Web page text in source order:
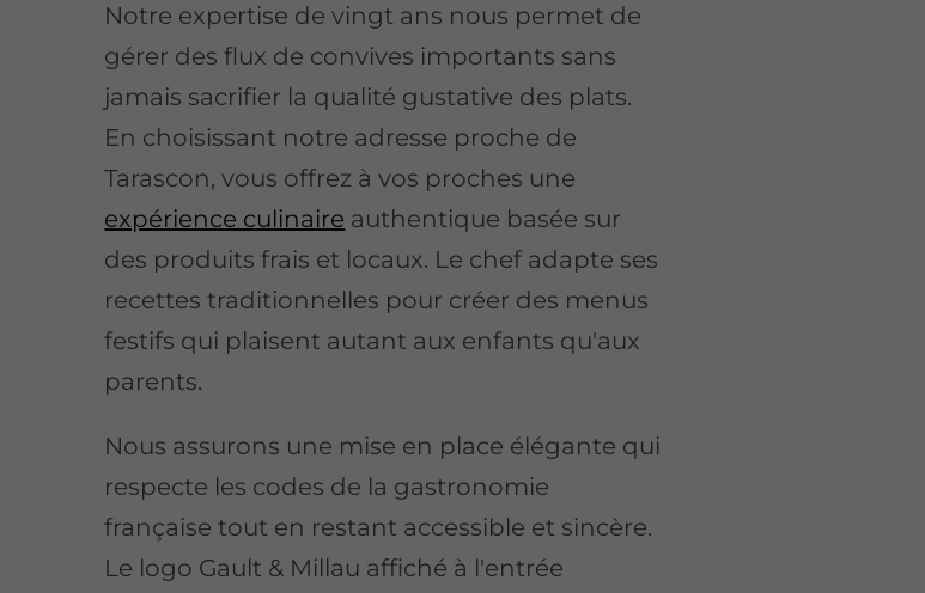
Notre expertise de vingt ans nous permet de
gérer des flux de convives importants sans
jamais sacrifier la qualité gustative des plats.
En choisissant notre adresse proche de
Tarascon, vous offrez à vos proches une
expérience culinaire authentique basée sur
des produits frais et locaux. Le chef adapte ses
recettes traditionnelles pour créer des menus
festifs qui plaisent autant aux enfants qu'aux
parents.
Nous assurons une mise en place élégante qui
respecte les codes de la gastronomie
française tout en restant accessible et sincère.
Le logo Gault & Millau affiché à l'entrée